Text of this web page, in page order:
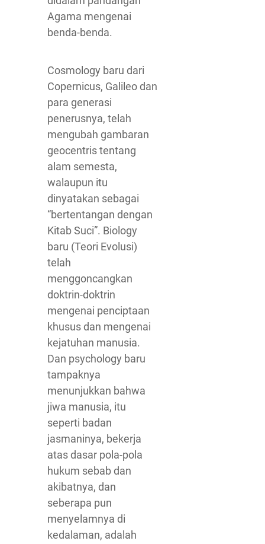
Agama mengenai
benda-benda.
Cosmology baru dari
Copernicus, Galileo dan
para generasi
penerusnya, telah
mengubah gambaran
geocentris tentang
alam semesta,
walaupun itu
dinyatakan sebagai
“bertentangan dengan
Kitab Suci”. Biology
baru (Teori Evolusi)
telah
menggoncangkan
doktrin-doktrin
mengenai penciptaan
khusus dan mengenai
kejatuhan manusia.
Dan psychology baru
tampaknya
menunjukkan bahwa
jiwa manusia, itu
seperti badan
jasmaninya, bekerja
atas dasar pola-pola
hukum sebab dan
akibatnya, dan
seberapa pun
menyelamnya di
kedalaman, adalah